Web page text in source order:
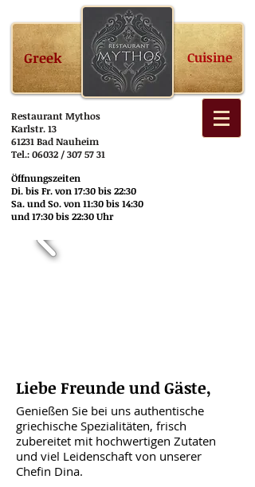
Greek Cuisine
Restaurant Mythos
Karlstr. 13
61231 Bad Nauheim
Tel.: 06032 / 307 57 31
Öffnungszeiten
Di. bis Fr. von 17:30 bis 22:30
Sa. und So. von 11:30 bis 14:30
und 17:30 bis 22:30 Uhr
Liebe Freunde und Gäste,
Genießen Sie bei uns authentische
griechische Spezialitäten, frisch
zubereitet mit hochwertigen Zutaten
und viel Leidenschaft von unserer
Chefin Dina.